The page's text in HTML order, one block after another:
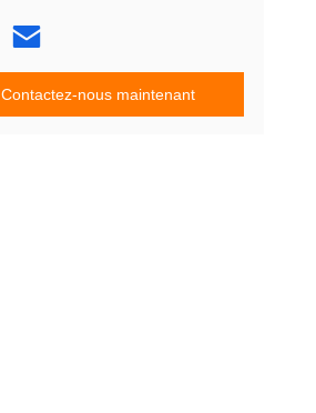
Contactez-nous maintenant